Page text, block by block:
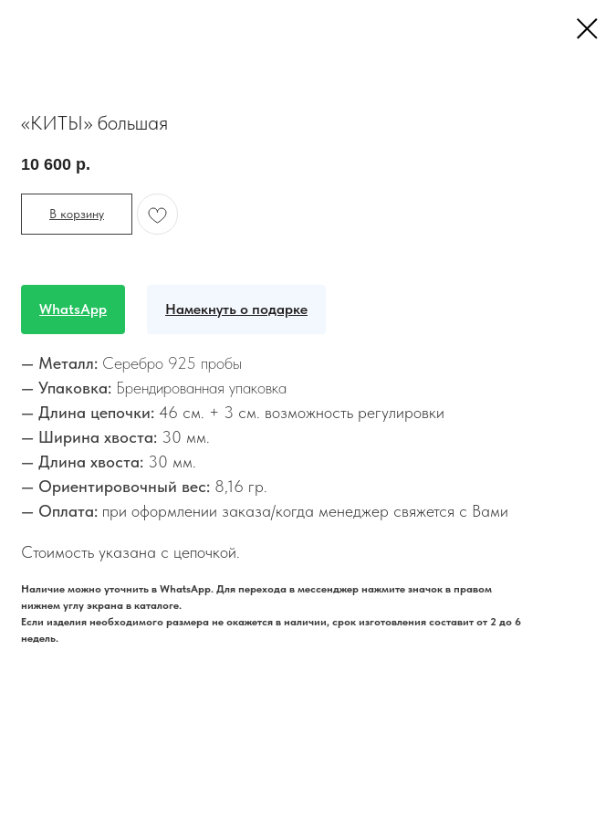
«КИТЫ» большая
10 600 р.
В корзину
WhatsApp Намекнуть о подарке
— Металл: Серебро 925 пробы
— Упаковка: Брендированная упаковка
— Длина цепочки: 46 см. + 3 см. возможность регулировки
— Ширина хвоста: 30 мм.
— Длина хвоста: 30 мм.
— Ориентировочный вес: 8,16 гр.
— Оплата: при оформлении заказа/когда менеджер свяжется с Вами
Стоимость указана с цепочкой.
Наличие можно уточнить в WhatsApp. Для перехода в мессенджер нажмите значок в правом
нижнем углу экрана в каталоге.
Если изделия необходимого размера не окажется в наличии, срок изготовления составит от 2 до 6
недель.